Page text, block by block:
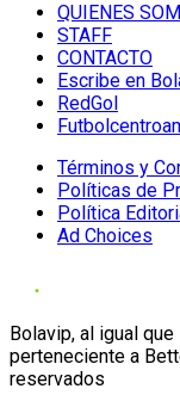
QUIENES
STAFF
CONTACTO
Escribe en
RedGol
Términos y
Políticas de
Política
Ad Choices
Bolavip, al igual
perteneciente a
reservados